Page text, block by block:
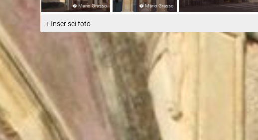
� Mario Grasso �Mario Grasso
+ Inserisci foto